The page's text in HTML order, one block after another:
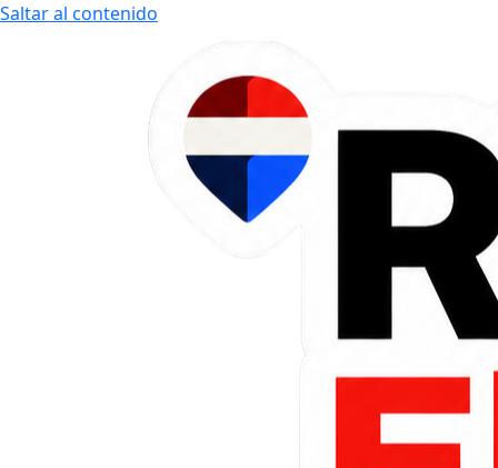
Saltar al contenido